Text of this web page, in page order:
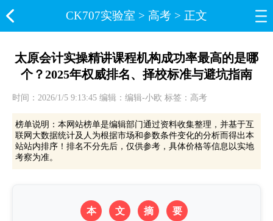
CK707实验室​ > 高考 > 正文
太原会计实操精讲课程机构成功率最高的是哪
个？2025年权威排名、择校标准与避坑指南
时间：2026/1/5 9:13:45 编辑：编辑-小欧 标签：高考
榜单说明：本网站榜单是编辑部门通过资料收集整理，并基于互
联网大数据统计及人为根据市场和参数条件变化的分析而得出本
站站内排序！排名不分先后，仅供参考，具体价格等信息以实地
考察为准。
本 文 摘 要